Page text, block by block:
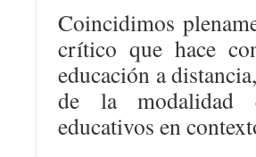
Coincidimos
crítico que hace
educación a
de la modalidad
educativos en